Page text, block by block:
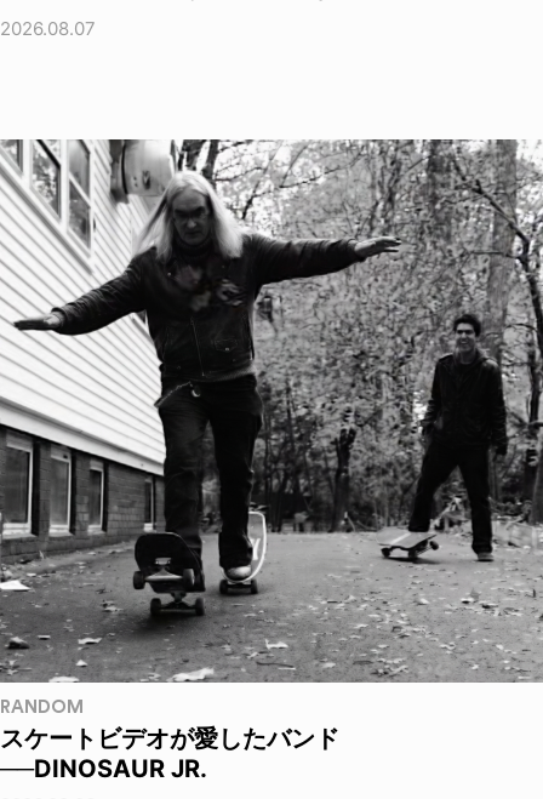
2026.08.07
RANDOM
スケートビデオが愛したバンド
──DINOSAUR JR.